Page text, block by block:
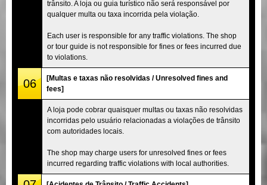
trânsito. A loja ou guia turístico não será responsável por
qualquer multa ou taxa incorrida pela violação.
Each user is responsible for any traffic violations. The shop
or tour guide is not responsible for fines or fees incurred due
to violations.
06
[Multas e taxas não resolvidas / Unresolved fines and
fees]
A loja pode cobrar quaisquer multas ou taxas não resolvidas
incorridas pelo usuário relacionadas a violações de trânsito
com autoridades locais.
The shop may charge users for unresolved fines or fees
incurred regarding traffic violations with local authorities.